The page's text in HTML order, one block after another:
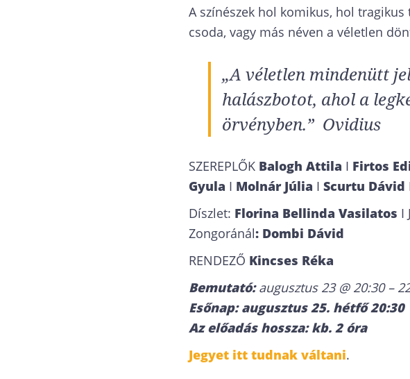
A színészek hol komikus, hol
csoda, vagy más néven a véletlen
„A véletlen mindenütt
halászbotot, ahol a
örvényben.” Ovidius
SZEREPLŐK Balogh Attila I Firtos
Gyula I Molnár Júlia I Scurtu Dávid
Díszlet: Florina Bellinda Vasilatos I
Zongoránál: Dombi Dávid
RENDEZŐ Kincses Réka
Bemutató:augusztus 23 @ 20:30 –
Esőnap: augusztus 25. hétfő 20:30
Az előadás hossza: kb. 2 óra
Jegyet itt tudnak váltani.